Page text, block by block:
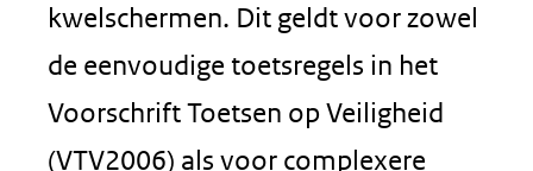
kwelschermen. Dit geldt voor zowel
de eenvoudige toetsregels in het
Voorschrift Toetsen op Veiligheid
(VTV2006) als voor complexere